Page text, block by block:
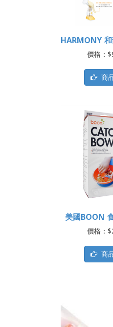
HARMONY
價格：
商
美國BOON
價格：
商